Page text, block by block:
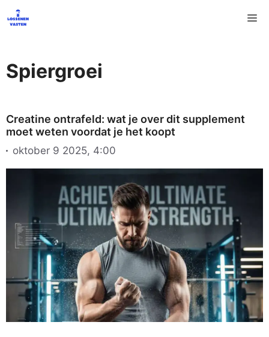
naar
Spiergroei
Creatine ontrafeld: wat je over dit supplement
moet weten voordat je het koopt
oktober 9 2025, 4:00